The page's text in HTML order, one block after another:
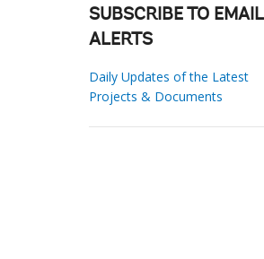
SUBSCRIBE TO EMAIL
ALERTS
Daily Updates of the Latest
Projects & Documents